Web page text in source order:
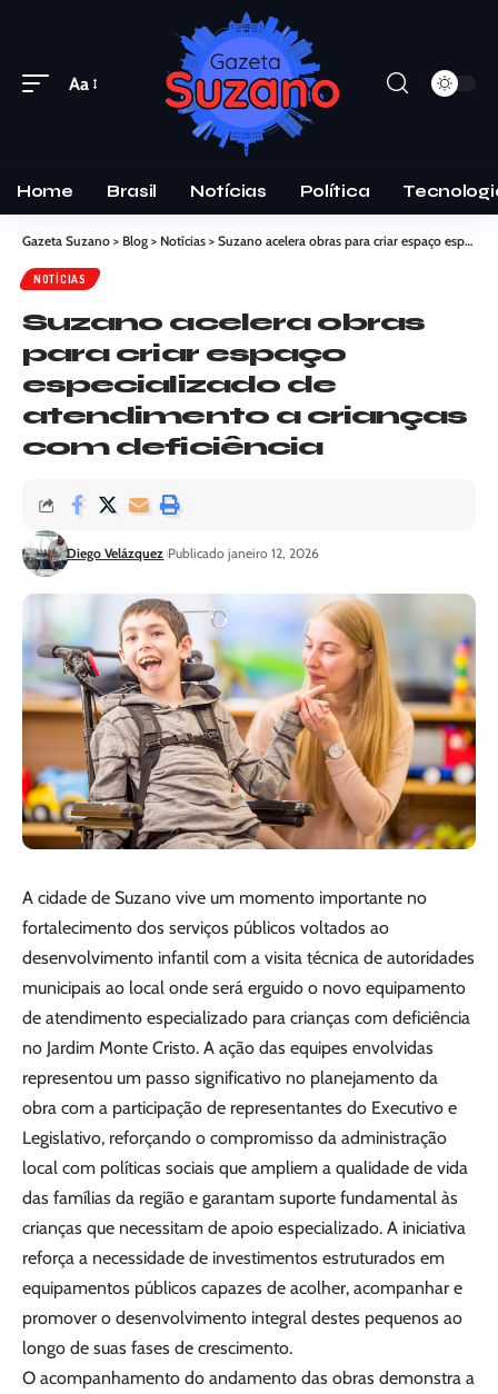
Aa
Home Brasil Notícias Política
Gazeta Suzano > Blog > Notícias > Suzano acelera obras para criar espaço especializado de atendimento a crianças com deficiência
NOTÍCIAS
Suzano acelera obras
para criar espaço
especializado de
atendimento a crianças
com deficiência
Diego Velázquez Publicado janeiro 12, 2026
A cidade de Suzano vive um momento importante no
fortalecimento dos serviços públicos voltados ao
desenvolvimento infantil com a visita técnica de autoridades
municipais ao local onde será erguido o novo equipamento
de atendimento especializado para crianças com deficiência
no Jardim Monte Cristo. A ação das equipes envolvidas
representou um passo significativo no planejamento da
obra com a participação de representantes do Executivo e
Legislativo, reforçando o compromisso da administração
local com políticas sociais que ampliem a qualidade de vida
das famílias da região e garantam suporte fundamental às
crianças que necessitam de apoio especializado. A iniciativa
reforça a necessidade de investimentos estruturados em
equipamentos públicos capazes de acolher, acompanhar e
promover o desenvolvimento integral destes pequenos ao
longo de suas fases de crescimento.
O acompanhamento do andamento das obras demonstra a